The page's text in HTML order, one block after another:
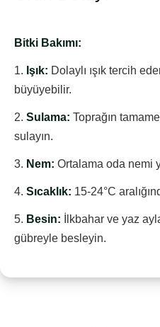
Bitki Bakımı:
1. Işık: Dolaylı ışık tercih
büyüyebilir.
2. Sulama: Toprağın
sulayın.
3. Nem: Ortalama oda nemi
4. Sıcaklık: 15-24°C
5. Besin: İlkbahar ve yaz
gübreyle besleyin.